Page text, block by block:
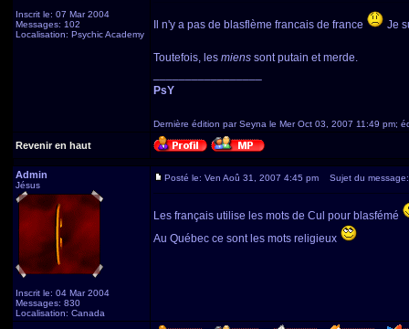
Inscrit le: 07 Mar 2004
Messages: 102
Localisation: Psychic Academy
Il n'y a pas de blasflème francais de france Je
Toutefois, les miens sont putain et merde.
PsY
Dernière édition par Seyna le Mer Oct 03, 2007 11:49 pm;
Revenir en haut
Admin
Jésus
Inscrit le: 04 Mar 2004
Messages: 830
Localisation: Canada
Posté le: Ven Aoû 31, 2007 4:45 pm Sujet du message:
Les français utilise les mots de Cul pour blasfémé
Au Québec ce sont les mots religieux